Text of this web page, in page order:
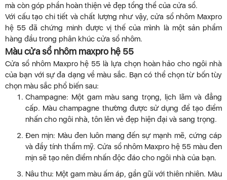
mà còn góp phần hoàn thiện vẻ đẹp tổng thể của cửa sổ.
Với cấu tạo chi tiết và chất lượng như vậy, cửa sổ nhôm Maxpro
hệ 55 đã chứng minh được vị thế của mình là một sản phẩm
hàng đầu trong phân khúc cửa sổ nhôm.
Màu cửa sổ nhôm maxpro hệ 55
Cửa sổ nhôm Maxpro hệ 55 là lựa chọn hoàn hảo cho ngôi nhà
của bạn với sự đa dạng về màu sắc. Bạn có thể chọn từ bốn tùy
chọn màu sắc phổ biến sau:
Champagne: Một gam màu sang trọng, lịch lãm và đẳng
cấp. Màu champagne thường được sử dụng để tạo điểm
nhấn cho ngôi nhà, tôn lên vẻ đẹp hiện đại và sang trọng.
Đen mịn: Màu đen luôn mang đến sự mạnh mẽ, cứng cáp
và đầy tính thẩm mỹ. Cửa sổ nhôm Maxpro hệ 55 màu đen
mịn sẽ tạo nên điểm nhấn độc đáo cho ngôi nhà của bạn.
Nâu thu: Một gam màu ấm áp, gần gũi với thiên nhiên. Màu